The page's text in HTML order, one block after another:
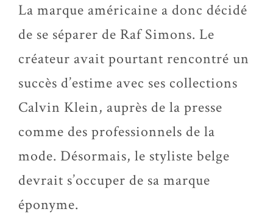
La marque américaine a donc décidé
de se séparer de Raf Simons. Le
créateur avait pourtant rencontré un
succès d’estime avec ses collections
Calvin Klein, auprès de la presse
comme des professionnels de la
mode. Désormais, le styliste belge
devrait s’occuper de sa marque
éponyme.